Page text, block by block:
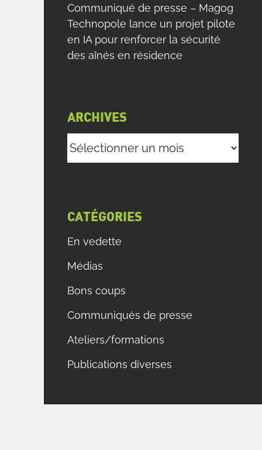
Communiqué de presse – Magog
Technopole lance un projet pilote
en IA pour renforcer la sécurité
des aînés en résidence
ARCHIVES
Archives
CATÉGORIES
En vedette
Médias
Bons coups
Communiqués de presse
Ateliers/formations
Publications diverses